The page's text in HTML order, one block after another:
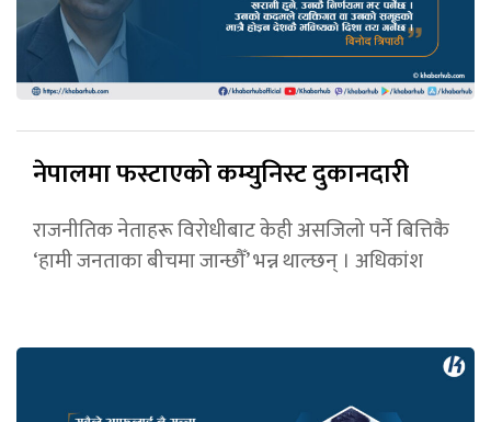
नेपालमा फस्टाएको कम्युनिस्ट दुकानदारी
राजनीतिक नेताहरू विरोधीबाट केही असजिलो पर्ने बित्तिकै
‘हामी जनताका बीचमा जान्छौँ’ भन्न थाल्छन् । अधिकांश